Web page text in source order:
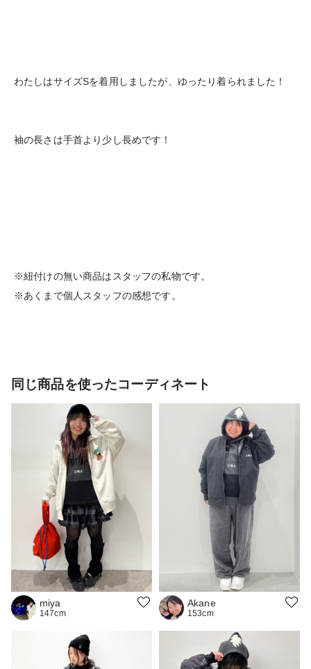
わたしはサイズSを着用しましたが、ゆったり着られました！
袖の長さは手首より少し長めです！
※紐付けの無い商品はスタッフの私物です。
※あくまで個人スタッフの感想です。
同じ商品を使ったコーディネート
miya
147cm
Akane
153cm